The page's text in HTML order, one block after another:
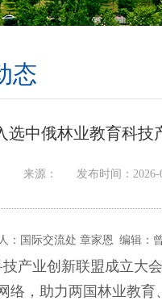
态
选中俄林业教育科技
来源： 发布时间：2026-
：国际交流处 章家恩 编辑：
产业创新联盟成立大
络，助力两国林业教育